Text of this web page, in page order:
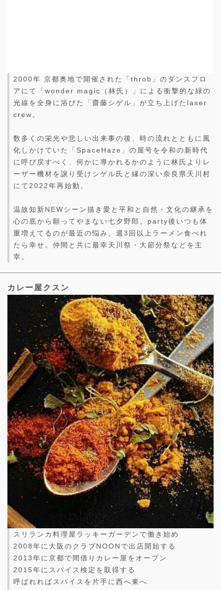
2000年 京都奥地で開催された「throb」のダンスフロ
アにて「wonder magic（林氏）」による衝撃的な緑の
光線を全身に浴びた「齋藤シゲル」が立ち上げたlaser
crew。
数多くの栄光や悲しい出来事の後、時の流れとともに風
化しかけていた「SpaceHaze」の屋号を令和の新時代
に呼び戻すべく、何かに導かれるかのように林氏よりレ
ーザー機材を譲り受けシゲル氏と縁の深い奈良県天川村
にて2022年再始動。
温故知新NEWシーン描き愛と平和と自然・文化の継承を
心の底から願ってやまない七夕野郎。party後いつも体
重増えてるのが最近の悩み。週3回以上ラーメン食べれ
たら幸せ。仲間と共に最幸天川祭・大節分祭などを主
宰。
カレー屋クスン
スリランカ料理屋ラッキーガーデンで働き始め
2008年に大阪のクラブNOONで出店開始する
2013年に京都で間借りカレー屋をオープン
2015年にスパイス検定を取得する
呼ばれればスパイスを片手に西へ東へ